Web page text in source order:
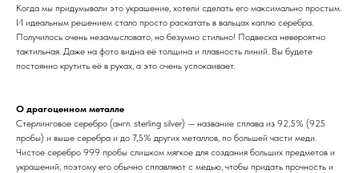
Когда мы придумывали это украшение, хотели сделать его максимально простым.
И идеальным решением стало просто раскатать в вальцах каплю серебра.
Получилось очень незамысловато, но безумно стильно! Подвеска невероятно
тактильная. Даже на фото видна её толщина и плавность линий. Вы будете
постоянно крутить её в руках, а это очень успокаивает.
О драгоценном металле
Стерлинговое серебро (англ. sterling silver) — название сплава из 92,5% (925
пробы) и выше серебра и до 7,5% других металлов, по большей части меди.
Чистое серебро 999 пробы слишком мягкое для создания больших предметов и
украшений, поэтому его обычно сплавляют с медью, чтобы придать прочность и